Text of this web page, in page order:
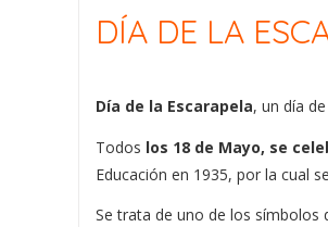
DÍA DE LA
Día de la Escarapela, un día
Todos los 18 de Mayo, se
Educación en 1935, por la cual
Se trata de uno de los símbolos